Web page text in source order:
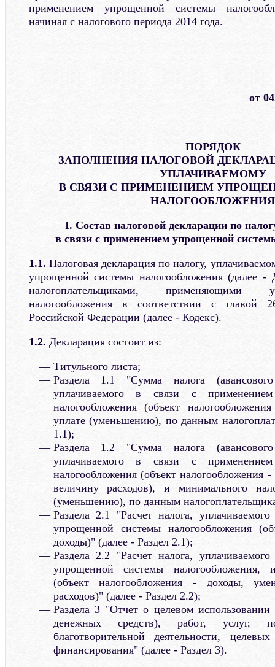
применением упрощенной системы
начиная с налогового периода 2014 года.
от
ПОРЯДОК
ЗАПОЛНЕНИЯ НАЛОГОВОЙ
УПЛАЧИВАЕМОМУ
В СВЯЗИ С ПРИМЕНЕНИЕМ
НАЛОГООБЛОЖЕНИЯ
I. Состав налоговой декларации по
в связи с применением упрощенной
1.1. Налоговая декларация по налогу,
упрощенной системы налогообложения (далее -
налогоплательщиками, применяющими
налогообложения в соответствии с главой
Российской Федерации (далее - Кодекс).
1.2. Декларация состоит из:
Титульного листа;
Раздела 1.1 "Сумма налога
уплачиваемого в связи с
налогообложения (объект
уплате (уменьшению), по данным
1.1);
Раздела 1.2 "Сумма налога
уплачиваемого в связи с
налогообложения (объект налогообложения
величину расходов), и минимального
(уменьшению), по данным
Раздела 2.1 "Расчет налога,
упрощенной системы налогообложения
доходы)" (далее - Раздел 2.1);
Раздела 2.2 "Расчет налога,
упрощенной системы налогообложения,
(объект налогообложения - доходы,
расходов)" (далее - Раздел 2.2);
Раздела 3 "Отчет о целевом
денежных средств), работ, услуг,
благотворительной деятельности,
финансирования" (далее - Раздел 3).